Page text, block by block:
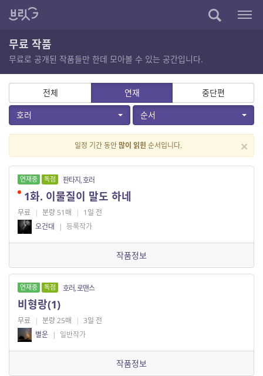
무료 작품
무료로 공개된 작품들만 한데 모아볼 수 있는 공간입니다.
전체 연재
중단편
호러
순서
×
일정 기간 동안많이 읽힌 순서입니다.
연재중 독점 판타지, 호러
1화. 이물질이 말도 하네
무료 | 분량 51매 | 1일 전
오건대
| 등록작가
작품정보
연재중 독점 호러, 로맨스
비형랑(1)
무료 | 분량 25매 | 3일 전
별운 | 일반작가
작품정보